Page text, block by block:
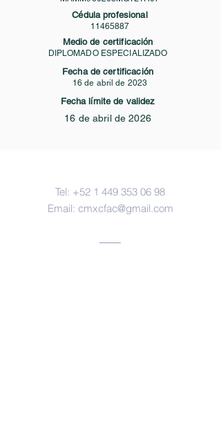
Cédula profesional
11465887
Medio de certificación
DIPLOMADO ESPECIALIZADO
Fecha de certificación
16 de abril de 2023
Fecha límite de validez
16 de abril de 2026
Tel: +52 1 449 353 06 98
Email: cmxcfac@gmail.com